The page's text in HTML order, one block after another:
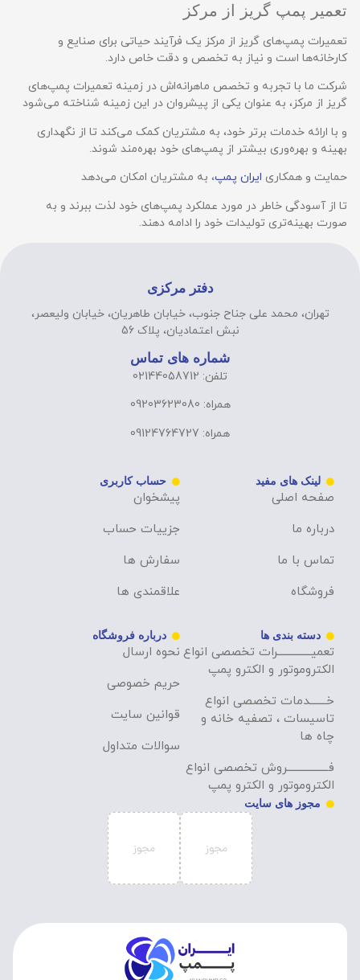
تعمیر پمپ گریز از مرکز
تعمیرات پمپ‌های گریز از مرکز یک فرآیند حیاتی برای صنایع و
کارخانه‌ها است و نیاز به تخصص و دقت خاص دارد.
شرکت ما با تجربه و تخصص ماهرانه‌اش در زمینه تعمیرات پمپ‌های
گریز از مرکز، به عنوان یکی از پیشروان در این زمینه شناخته می‌شود
و با ارائه خدمات برتر خود، به مشتریان کمک می‌کند تا از نگهداری
بهینه و بهره‌وری بیشتر از پمپ‌های خود بهره‌مند شوند.
حمایت و همکاری ایران پمپ، به مشتریان امکان می‌دهد
تا از آسودگی خاطر در مورد عملکرد پمپ‌های خود لذت ببرند و به
صورت بهینه‌تری تولیدات خود را ادامه دهند.
دفتر مرکزی
تهران، محمد علی جناح جنوب، خیابان طاهریان، خیابان ولیعصر،
نبش اعتمادیان، پلاک 56
شماره های تماس
تلفن: 02144058712
همراه: 09203623080
همراه: 09124764727
لینک های مفید
صفحه اصلی
درباره ما
تماس با ما
فروشگاه
حساب کاربری
پیشخوان
جزییات حساب
سفارش ها
علاقمندی ها
دسته بندی ها
تعمیــــــــــــــرات تخصصی انواع
الکتروموتور و الکترو پمپ
خـــــــدمات تخصصی انواع
تاسیسات ، تصفیه خانه و
چاه ها
فـــــــــــــــــروش تخصصی انواع
الکتروموتور و الکترو پمپ
درباره فروشگاه
نحوه ارسال
حریم خصوصی
قوانین سایت
سوالات متداول
مجوز های سایت